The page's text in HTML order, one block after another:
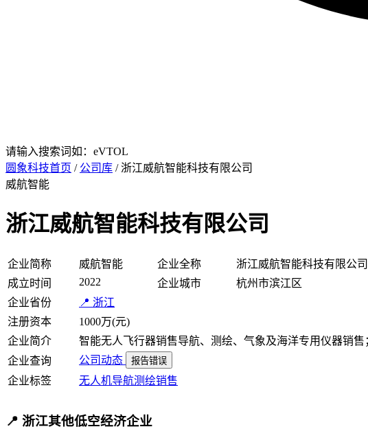
请输入搜索词如：eVTOL
圆象科技首页 / 公司库 / 浙江威航智能科技有限公司
威航智能
浙江威航智能科技有限公司
企业简称 威航智能 企业全称
浙江威航智能科技有限公司
成立时间
2022 企业城市
杭州市滨江区
企业省份
📍 浙江
注册资本
1000万(元)
企业简介
智能无人飞行器销售导航、测绘、气象及海洋专用仪器销
企业查询
公司动态 报告错误
企业标签 无人机导航测绘销售
📍 浙江其他低空经济企业